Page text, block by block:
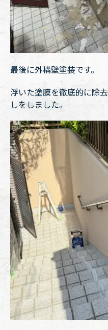
最後に外構壁塗装です。
浮いた塗膜を徹底的に除
しをしました。